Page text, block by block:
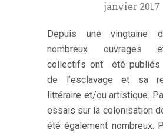
janvier 2017
Depuis une vingtaine
nombreux ouvrages
collectifs ont été publiés
de l’esclavage et sa
littéraire et/ou artistique.
essais sur la colonisation
été également nombreux.